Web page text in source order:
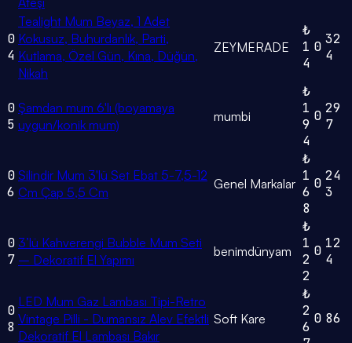
0
4
Tealight Mum Beyaz, 1 Adet
Kokusuz, Buhurdanlık, Parti,
Kutlama, Özel Gün, Kına, Düğün,
Nikah
ZEYMERADE
₺
1
4
0 32
4
0
5
Şamdan mum 6'lı (boyamaya
uygun/konik mum)
mumbi
₺
1
9
4
0 29
7
0
6
Silindir Mum 3'lü Set Ebat 5-7,5-12
Cm Çap 5,5 Cm
Genel Markalar
₺
1
6
8
0 24
3
0
7
3’lü Kahverengi Bubble Mum Seti
– Dekoratif El Yapımı
benimdünyam
₺
1
2
2
0 12
4
0
8
LED Mum Gaz Lambası Tipi-Retro
Vintage Pilli - Dumansız Alev Efektli
Dekoratif El Lambası Bakır
Soft Kare
₺
2
6
0 86